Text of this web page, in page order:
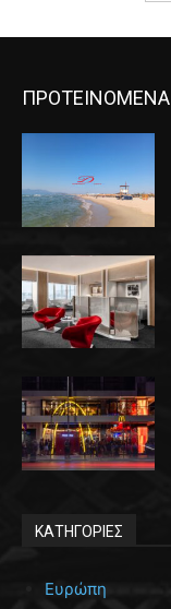
ΠΡΟΤΕΙΝΟΜΕΝΑ
ΚΑΤΗΓΟΡΙΕΣ
Ευρώπη